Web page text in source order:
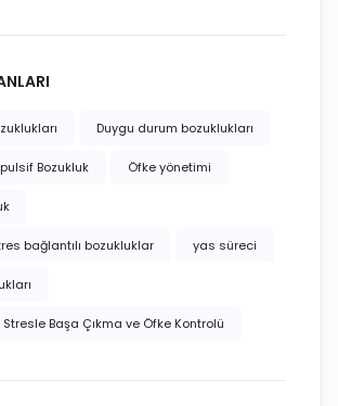
Duygu durum bozuklukları
Bozukluk Öfke yönetimi
bağlantılı bozukluklar yas süreci
Başa Çıkma ve Öfke Kontrolü